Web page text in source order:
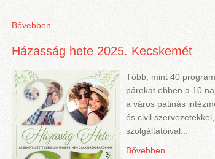
Bővebben
Házasság hete 2025. Kecskemét
Több, mint 40
párokat ebben a 10
a város patinás
és civil
szolgáltatóival...
Bővebben